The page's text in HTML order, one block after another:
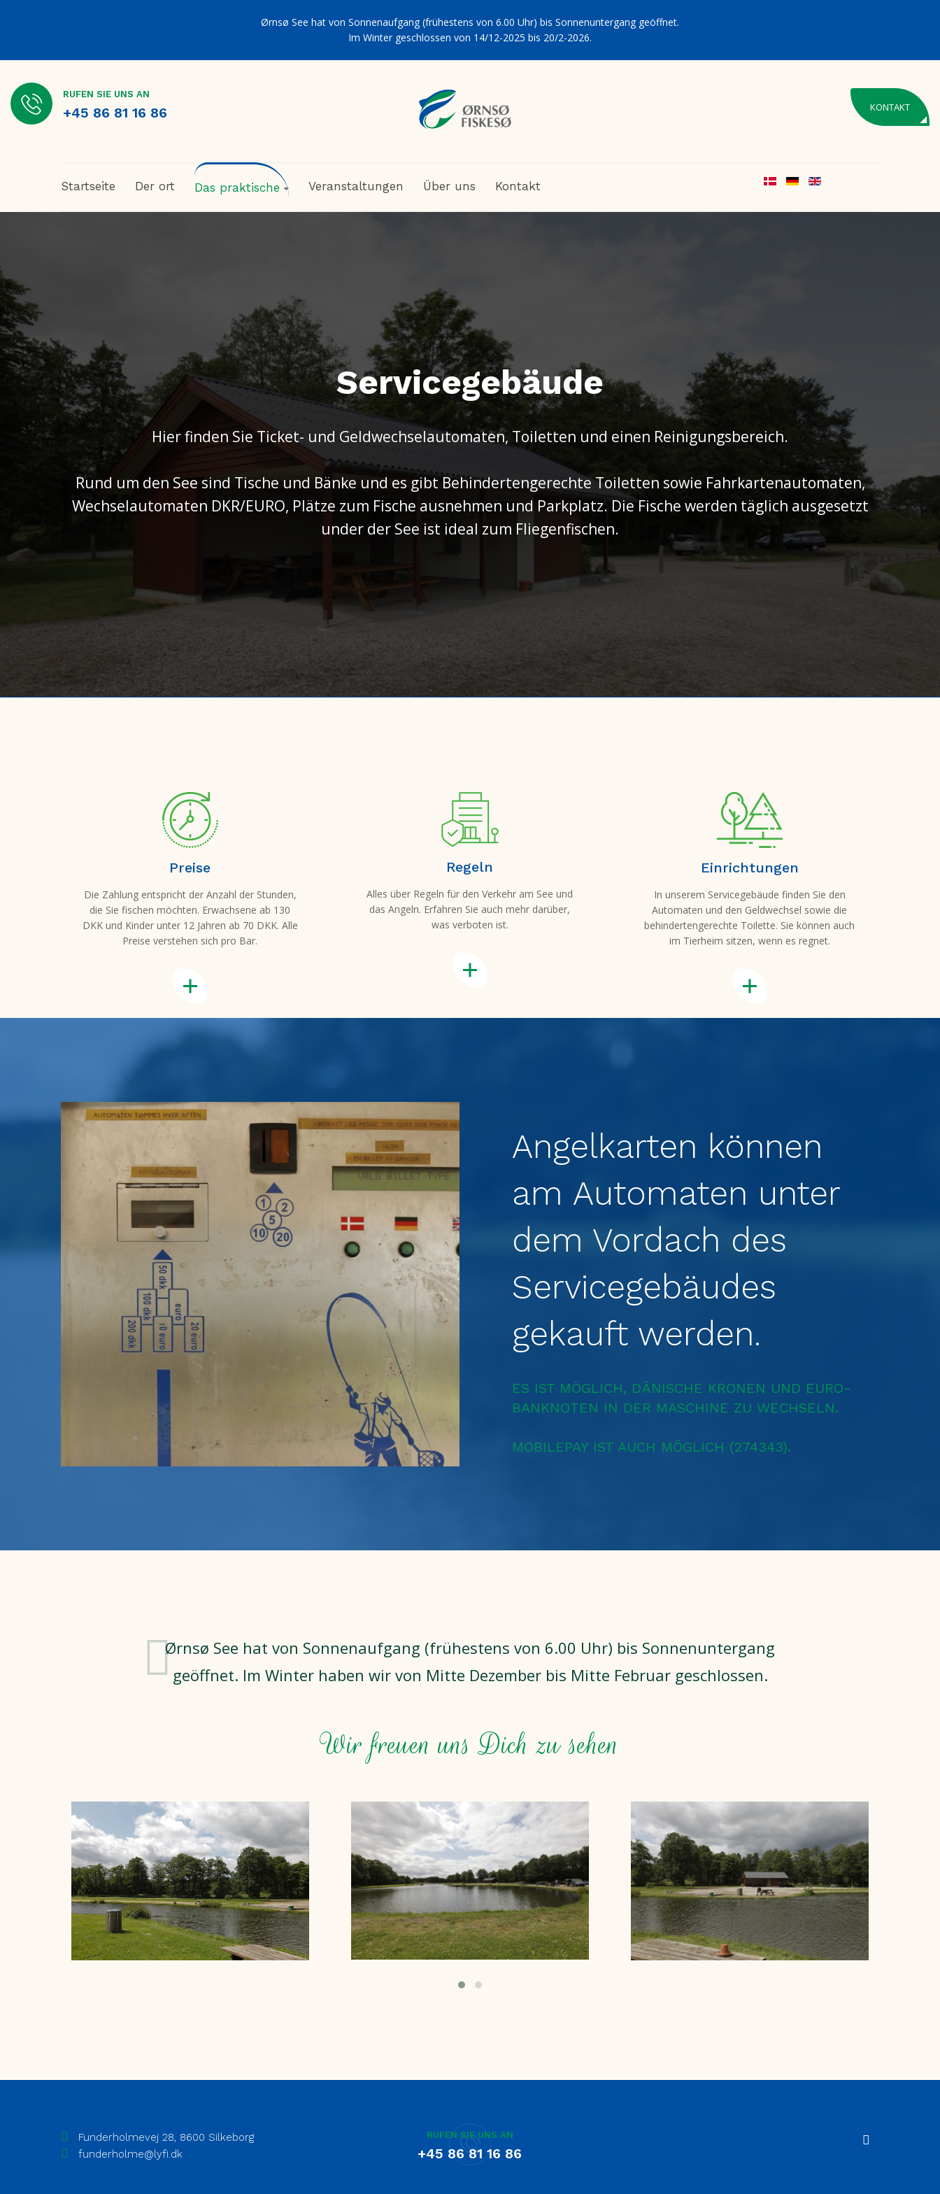
Ørnsø See hat von Sonnenaufgang (frühestens von 6.00 Uhr) bis Sonnenuntergang geöffnet.
Im Winter geschlossen von 14/12-2025 bis 20/2-2026.
RUFEN SIE UNS AN
+45 86 81 16 86 KONTAKT
Startseite Der ort Das praktische Veranstaltungen Über uns Kontakt
Servicegebäude
Hier finden Sie Ticket- und Geldwechselautomaten, Toiletten und einen Reinigungsbereich.
Rund um den See sind Tische und Bänke und es gibt Behindertengerechte Toiletten sowie Fahrkartenautomaten,
Wechselautomaten DKR/EURO, Plätze zum Fische ausnehmen und Parkplatz. Die Fische werden täglich ausgesetzt
under der See ist ideal zum Fliegenfischen.
Preise
Die Zahlung entspricht der Anzahl der Stunden,
die Sie fischen möchten. Erwachsene ab 130
DKK und Kinder unter 12 Jahren ab 70 DKK. Alle
Preise verstehen sich pro Bar.
Regeln
Alles über Regeln für den Verkehr am See und
das Angeln. Erfahren Sie auch mehr darüber,
was verboten ist.
Einrichtungen
In unserem Servicegebäude finden Sie den
Automaten und den Geldwechsel sowie die
behindertengerechte Toilette. Sie können auch
im Tierheim sitzen, wenn es regnet.
Angelkarten können
am Automaten unter
dem Vordach des
Servicegebäudes
gekauft werden.
ES IST MÖGLICH, DÄNISCHE KRONEN UND EURO-
BANKNOTEN IN DER MASCHINE ZU WECHSELN.
MOBILEPAY IST AUCH MÖGLICH (274343).
Ørnsø See hat von Sonnenaufgang (frühestens von 6.00 Uhr) bis Sonnenuntergang
geöffnet. Im Winter haben wir von Mitte Dezember bis Mitte Februar geschlossen.
Wir freuen uns Dich zu sehen
Funderholmevej 28, 8600 Silkeborg
funderholme@lyfi.dk
RUFEN SIE UNS AN
+45 86 81 16 86